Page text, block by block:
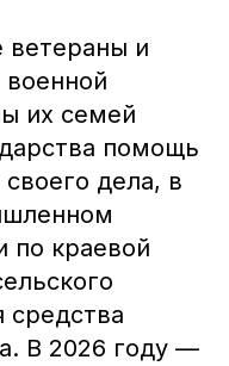
ветераны и
военной
их семей
помощь
дела, в
по краевой
средства
В 2026 году —